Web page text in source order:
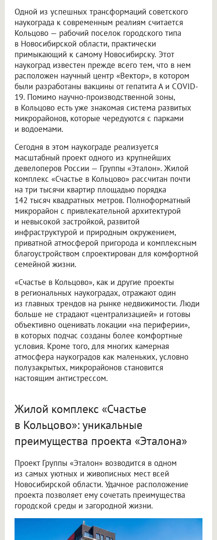
Одной из успешных трансформаций советского
наукограда к современным реалиям считается
Кольцово — рабочий поселок городского типа
в Новосибирской области, практически
примыкающий к самому Новосибирску. Этот
наукоград известен прежде всего тем, что в нем
расположен научный центр «Вектор», в котором
были разработаны вакцины от гепатита А и COVID-
19. Помимо научно-производственной зоны,
в Кольцово есть уже знакомая система развитых
микрорайонов, которые чередуются с парками
и водоемами.
Сегодня в этом наукограде реализуется
масштабный проект одного из крупнейших
девелоперов России — Группы «Эталон». Жилой
комплекс «Счастье в Кольцово» рассчитан почти
на три тысячи квартир площадью порядка
142 тысяч квадратных метров. Полноформатный
микрорайон с привлекательной архитектурой
и невысокой застройкой, развитой
инфраструктурой и природным окружением,
приватной атмосферой пригорода и комплексным
благоустройством спроектирован для комфортной
семейной жизни.
«Счастье в Кольцово», как и другие проекты
в региональных наукоградах, отражают один
из главных трендов на рынке недвижимости. Люди
больше не страдают «централизацией» и готовы
объективно оценивать локации «на периферии»,
в которых подчас созданы более комфортные
условия. Кроме того, для многих камерная
атмосфера наукоградов как маленьких, условно
полузакрытых, микрорайонов становится
настоящим антистрессом.
Жилой комплекс «Счастье
в Кольцово»: уникальные
преимущества проекта «Эталона»
Проект Группы «Эталон» возводится в одном
из самых уютных и живописных мест всей
Новосибирской области. Удачное расположение
проекта позволяет ему сочетать преимущества
городской среды и загородной жизни.